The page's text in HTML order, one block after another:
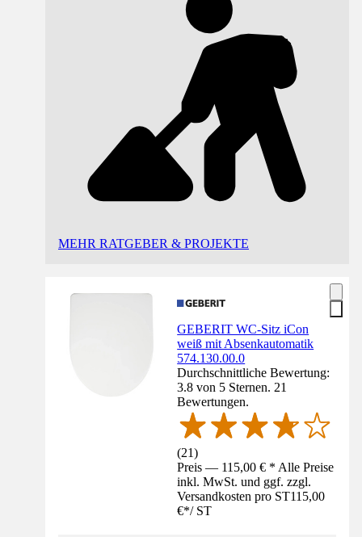
MEHR RATGEBER & PROJEKTE
GEBERIT WC-Sitz iCon
weiß mit Absenkautomatik
574.130.00.0
Durchschnittliche Bewertung:
3.8 von 5 Sternen. 21
Bewertungen.
(21)
Preis — 115,00 € * Alle Preise
inkl. MwSt. und ggf. zzgl.
Versandkosten pro ST115,00
€*/ ST